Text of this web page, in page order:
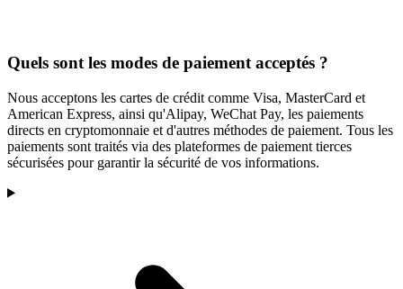
Quels sont les modes de paiement acceptés ?
Nous acceptons les cartes de crédit comme Visa, MasterCard et
American Express, ainsi qu'Alipay, WeChat Pay, les paiements
directs en cryptomonnaie et d'autres méthodes de paiement. Tous les
paiements sont traités via des plateformes de paiement tierces
sécurisées pour garantir la sécurité de vos informations.